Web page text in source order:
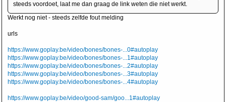
steeds voordoet, laat me dan graag de link weten die niet werkt.
Werkt nog niet - steeds zelfde fout melding
urls
https://www.goplay.be/video/bones/bones-...0#autoplay
https://www.goplay.be/video/bones/bones-...1#autoplay
https://www.goplay.be/video/bones/bones-...2#autoplay
https://www.goplay.be/video/bones/bones-...3#autoplay
https://www.goplay.be/video/bones/bones-...4#autoplay
https://www.goplay.be/video/good-sam/goo...1#autoplay